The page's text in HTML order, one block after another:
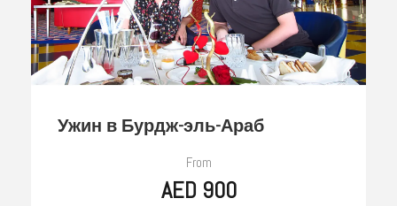
Ужин в Бурдж-эль-Араб
From
AED 900